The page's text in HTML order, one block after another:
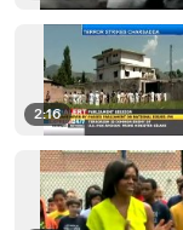
2:16